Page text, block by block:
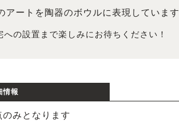
アートを陶器のボウルに表現しています
への設置まで楽しみにお待ちください！
情報
みとなります